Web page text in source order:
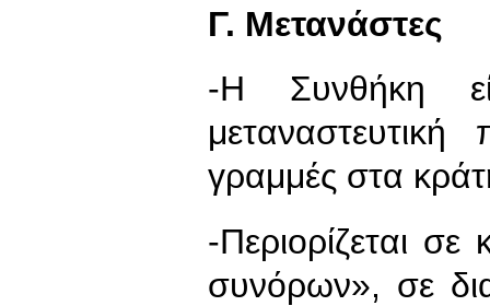
Γ. Μετανάστες
-Η Συνθήκη
μεταναστευτική
γραμμές στα
-Περιορίζεται σε
συνόρων», σε